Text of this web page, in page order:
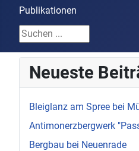
Publikationen
Suchen ...
Neueste
Bleiglanz am Spree bei
Antimonerzbergwerk
Bergbau bei Neuenrade